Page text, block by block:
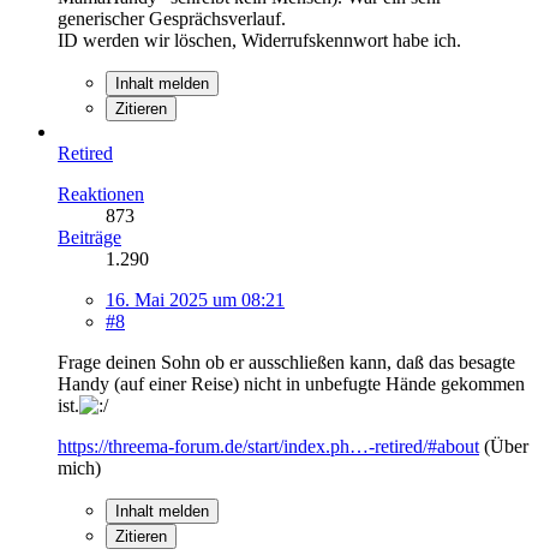
generischer Gesprächsverlauf.
ID werden wir löschen, Widerrufskennwort habe ich.
Inhalt melden
Zitieren
Retired
Reaktionen
873
Beiträge
1.290
16. Mai 2025 um 08:21
#8
Frage deinen Sohn ob er ausschließen kann, daß das besagte
Handy (auf einer Reise) nicht in unbefugte Hände gekommen
ist.
https://threema-forum.de/start/index.ph…-retired/#about (Über
mich)
Inhalt melden
Zitieren